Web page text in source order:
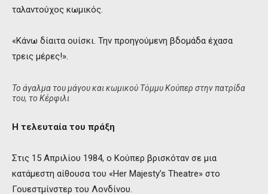
ταλαντούχος κωμικός.
«Κάνω δίαιτα ουίσκι. Την προηγούμενη βδομάδα έχασα
τρεις μέρες!».
Το άγαλμα του μάγου και κωμικού Τόμμυ Κούπερ στην πατρίδα
του, το Κέρφιλι
Η τελευταία του πράξη
Στις 15 Απριλίου 1984, ο Κούπερ βρισκόταν σε μια
κατάμεστη αίθουσα του «Her Majesty’s Theatre» στο
Γουεστμίνστερ του Λονδίνου.